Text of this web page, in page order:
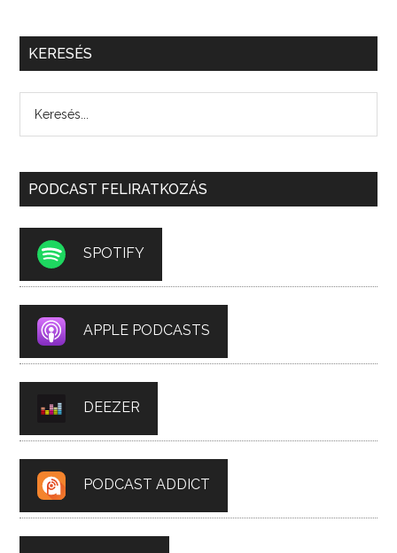
KERESÉS
PODCAST FELIRATKOZÁS
SPOTIFY
APPLE PODCASTS
DEEZER
PODCAST ADDICT